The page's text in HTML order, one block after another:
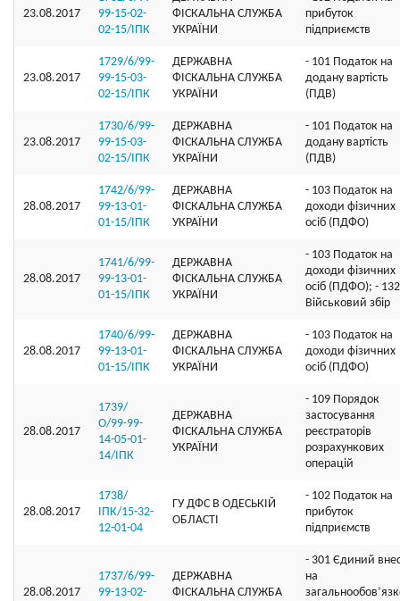
23.08.2017
99-15-02-
02-15/ІПК
ФІСКАЛЬНА СЛУЖБА
УКРАЇНИ
прибуток
підприємств
23.08.2017
1729/6/99-
99-15-03-
02-15/ІПК
ДЕРЖАВНА
ФІСКАЛЬНА СЛУЖБА
УКРАЇНИ
- 101 Податок на
додану вартість
(ПДВ)
23.08.2017
1730/6/99-
99-15-03-
02-15/ІПК
ДЕРЖАВНА
ФІСКАЛЬНА СЛУЖБА
УКРАЇНИ
- 101 Податок на
додану вартість
(ПДВ)
28.08.2017
1742/6/99-
99-13-01-
01-15/ІПК
ДЕРЖАВНА
ФІСКАЛЬНА СЛУЖБА
УКРАЇНИ
- 103 Податок на
доходи фізичних
осіб (ПДФО)
28.08.2017
1741/6/99-
99-13-01-
01-15/ІПК
ДЕРЖАВНА
ФІСКАЛЬНА СЛУЖБА
УКРАЇНИ
- 103 Податок на
доходи фізичних
осіб (ПДФО); - 132
Військовий збір
28.08.2017
1740/6/99-
99-13-01-
01-15/ІПК
ДЕРЖАВНА
ФІСКАЛЬНА СЛУЖБА
УКРАЇНИ
- 103 Податок на
доходи фізичних
осіб (ПДФО)
28.08.2017
1739/
О/99-99-
14-05-01-
14/ІПК
ДЕРЖАВНА
ФІСКАЛЬНА СЛУЖБА
УКРАЇНИ
- 109 Порядок
застосування
реєстраторів
розрахункових
операцій
28.08.2017
1738/
ІПК/15-32-
12-01-04
ГУ ДФС В ОДЕСЬКIЙ
ОБЛАСТI
- 102 Податок на
прибуток
підприємств
28.08.2017
1737/6/99-
99-13-02-
ДЕРЖАВНА
ФІСКАЛЬНА СЛУЖБА
- 301 Єдиний
на